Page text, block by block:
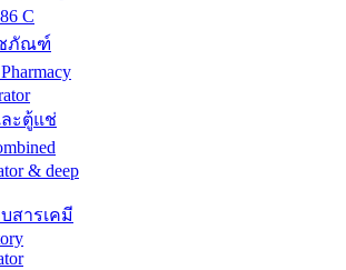
C
ชภัณฑ์
ละตู้แช่
& deep
บสารเคมี